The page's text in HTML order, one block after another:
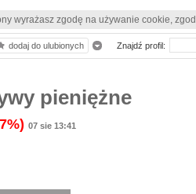
wyrażasz zgodę na używanie cookie,
pieniężne
07 sie 13:41
dodaj do ulubionych Znajdź profil: